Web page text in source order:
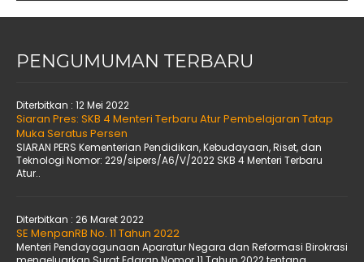
PENGUMUMAN TERBARU
Diterbitkan : 12 Mei 2022
Siaran Pres: SKB 4 Menteri Terbaru Atur Pembelajaran Tatap
Muka Seratus Persen
SIARAN PERS Kementerian Pendidikan, Kebudayaan, Riset, dan
Teknologi Nomor: 229/sipers/A6/V/2022 SKB 4 Menteri Terbaru
Atur..
Diterbitkan : 26 Maret 2022
SE MenpanRB No. 11 Tahun 2022
Menteri Pendayagunaan Aparatur Negara dan Reformasi Birokrasi